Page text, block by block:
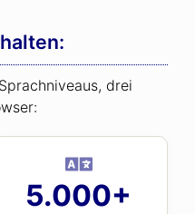
drei
5.000+